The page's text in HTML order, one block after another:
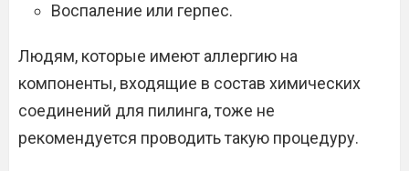
Воспаление или герпес.
Людям, которые имеют аллергию на
компоненты, входящие в состав химических
соединений для пилинга, тоже не
рекомендуется проводить такую процедуру.